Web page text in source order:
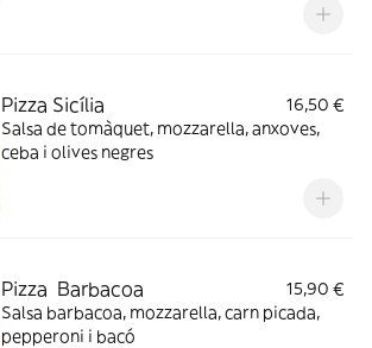
Pizza Sicília
16,50 €
Salsa de tomàquet, mozzarella, anxoves,
ceba i olives negres
Pizza Barbacoa
15,90 €
Salsa barbacoa, mozzarella, carn picada,
pepperoni i bacó